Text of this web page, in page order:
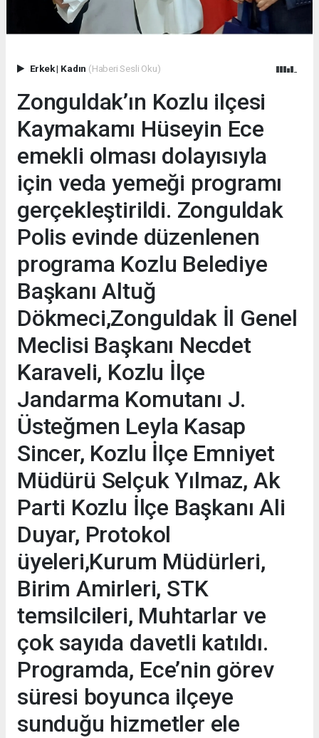
Erkek| Kadın (Haberi Sesli Oku)
Zonguldak’ın Kozlu ilçesi
Kaymakamı Hüseyin Ece
emekli olması dolayısıyla
için veda yemeği programı
gerçekleştirildi. Zonguldak
Polis evinde düzenlenen
programa Kozlu Belediye
Başkanı Altuğ
Dökmeci,Zonguldak İl Genel
Meclisi Başkanı Necdet
Karaveli, Kozlu İlçe
Jandarma Komutanı J.
Üsteğmen Leyla Kasap
Sincer, Kozlu İlçe Emniyet
Müdürü Selçuk Yılmaz, Ak
Parti Kozlu İlçe Başkanı Ali
Duyar, Protokol
üyeleri,Kurum Müdürleri,
Birim Amirleri, STK
temsilcileri, Muhtarlar ve
çok sayıda davetli katıldı.
Programda, Ece’nin görev
süresi boyunca ilçeye
sunduğu hizmetler ele